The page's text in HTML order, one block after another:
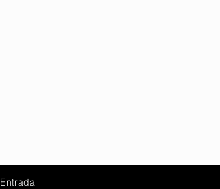
Entrada